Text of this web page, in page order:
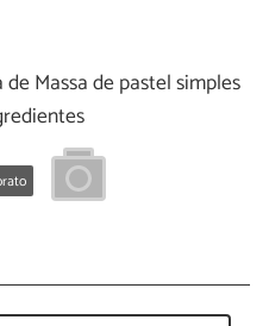
de Massa de pastel simples